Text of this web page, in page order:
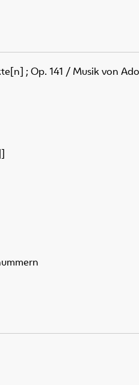
; Op. 141 / Musik von